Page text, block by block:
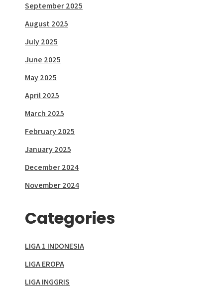
September 2025
August 2025
July 2025
June 2025
May 2025
April 2025
March 2025
February 2025
January 2025
December 2024
November 2024
Categories
LIGA 1 INDONESIA
LIGA EROPA
LIGA INGGRIS